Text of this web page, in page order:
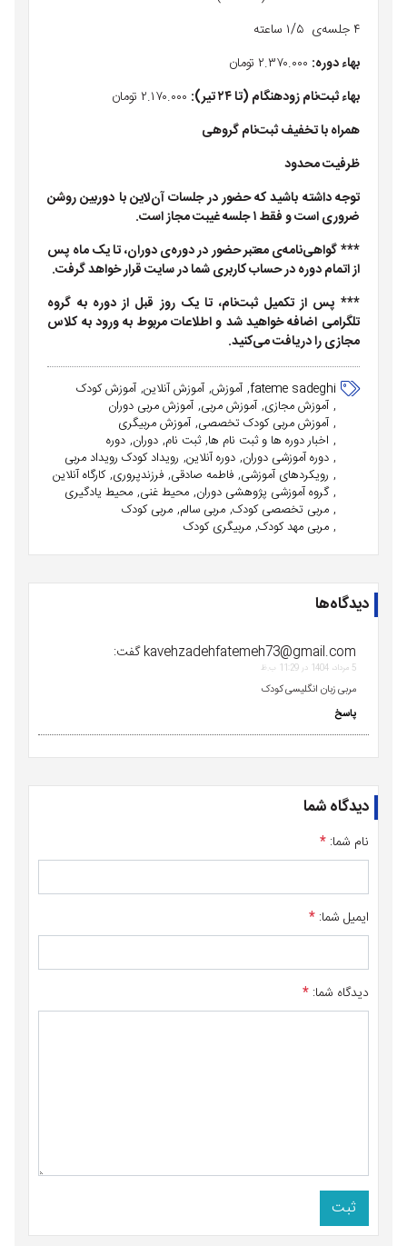
۴ جلسه‌ی ۱/۵ ساعته
بهاء دوره:
بهاء ثبت‌نام زودهنگام (تا ۲۴ تیر):
همراه با تخفیف ثبت‌نام گروهی
ظرفیت محدود
توجه داشته باشید که حضور در جلسات آن‌لاین با دوربین روشن
ضروری است و فقط ۱ جلسه غیبت مجاز است.
*** گواهی‌نامه‌ی معتبر حضور در دوره‌ی دوران، تا یک ماه پس
از اتمام دوره در حساب کاربری شما در سایت قرار خواهد گرفت.
*** پس از تکمیل ثبت‌نام، تا یک روز قبل از دوره به گروه
تلگرامی اضافه خواهید شد و اطلاعات مربوط به ورود به کلاس
مجازی را دریافت می‌کنید.
fateme sadeghi آموزش آموزش آنلاین آموزش کودک
آموزش مجازی آموزش مربی آموزش مربی دوران
آموزش مربی کودک تخصصی آموزش مربیگری
اخبار دوره ها و ثبت نام ها ثبت نام دوران دوره
دوره آموزشی دوران دوره آنلاین رویداد کودک رویداد مربی
رویکردهای آموزشی فاطمه صادقی فرزندپروری کارگاه آنلاین
گروه آموزشی پژوهشی دوران محیط غنی محیط یادگیری
مربی تخصصی کودک مربی سالم مربی کودک
مربی مهد کودک مربیگری کودک
دیدگاه‌ها
kavehzadehfatemeh73@gmail.comگفت:
5 مرداد، 1404 در 11:29 ب.ظ
مربی زبان انگلیسی کودک
پاسخ
دیدگاه شما
نام شما:*
ایمیل شما:*
دیدگاه شما:*
ثبت